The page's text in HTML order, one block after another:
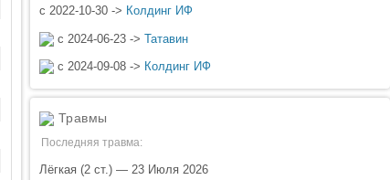
с 2022-10-30 -> Колдинг ИФ
с 2024-06-23 -> Татавин
с 2024-09-08 -> Колдинг ИФ
Травмы
Последняя травма:
Лёгкая (2 ст.) — 23 Июля 2026